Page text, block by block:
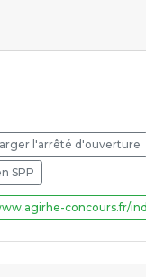
l'arrêté d'ouverture
SPP
concours.fr/